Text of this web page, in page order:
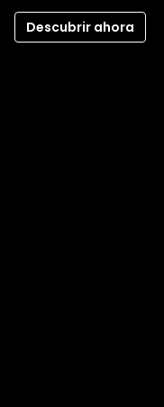
Descubrir ahora